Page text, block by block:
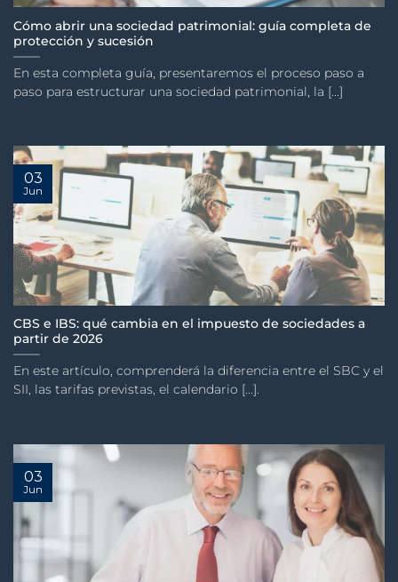
Cómo abrir una sociedad patrimonial: guía completa de
protección y sucesión
En esta completa guía, presentaremos el proceso paso a
paso para estructurar una sociedad patrimonial, la [...]
CBS e IBS: qué cambia en el impuesto de sociedades a
partir de 2026
En este artículo, comprenderá la diferencia entre el SBC y el
SII, las tarifas previstas, el calendario [...].
03
Jun
03
Jun